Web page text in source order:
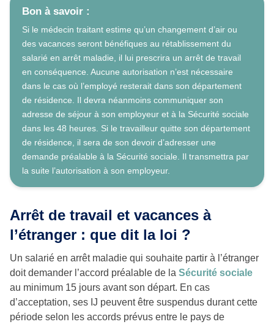
Bon à savoir :
Si le médecin traitant estime qu’un changement d’air ou
des vacances seront bénéfiques au rétablissement du
salarié en arrêt maladie, il lui prescrira un arrêt de travail
en conséquence. Aucune autorisation n’est nécessaire
dans le cas où l’employé resterait dans son département
de résidence. Il devra néanmoins communiquer son
adresse de séjour à son employeur et à la Sécurité sociale
dans les 48 heures. Si le travailleur quitte son département
de résidence, il sera de son devoir d’adresser une
demande préalable à la Sécurité sociale. Il transmettra par
la suite l’autorisation à son employeur.
Arrêt de travail et vacances à
l’étranger : que dit la loi ?
Un salarié en arrêt maladie qui souhaite partir à l’étranger
doit demander l’accord préalable de la Sécurité sociale
au minimum 15 jours avant son départ. En cas
d’acceptation, ses IJ peuvent être suspendus durant cette
période selon les accords prévus entre le pays de